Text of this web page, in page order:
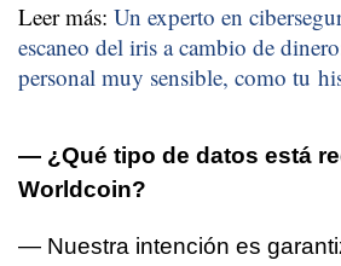
Leer más: Un experto en
escaneo del iris a cambio de
personal muy sensible, como tu
— ¿Qué tipo de datos está
Worldcoin?
— Nuestra intención es